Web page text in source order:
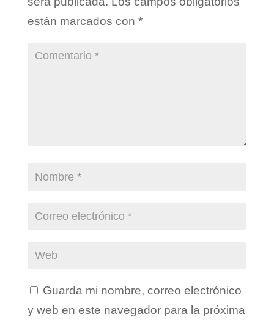
están marcados con *
Guarda mi nombre, correo electrónico
y web en este navegador para la próxima